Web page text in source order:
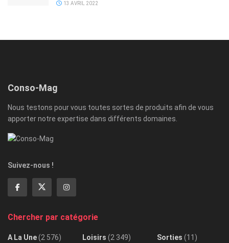
13 AVRIL 2022
Conso-Mag
Nous testons pour vous toutes sortes de produits afin de vous
apporter notre expertise dans différents domaines.
Suivez-nous !
Chercher par catégorie
A La Une(2 576)
Loisirs (2 349) Sorties (11)